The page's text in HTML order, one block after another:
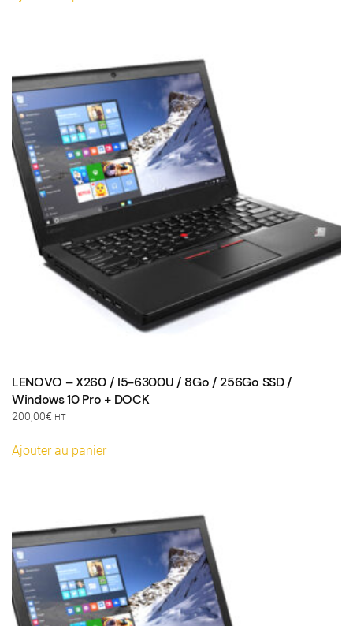
LENOVO – X260 / I5-6300U / 8Go / 256Go SSD /
Windows 10 Pro + DOCK
200,00€ HT
Ajouter au panier